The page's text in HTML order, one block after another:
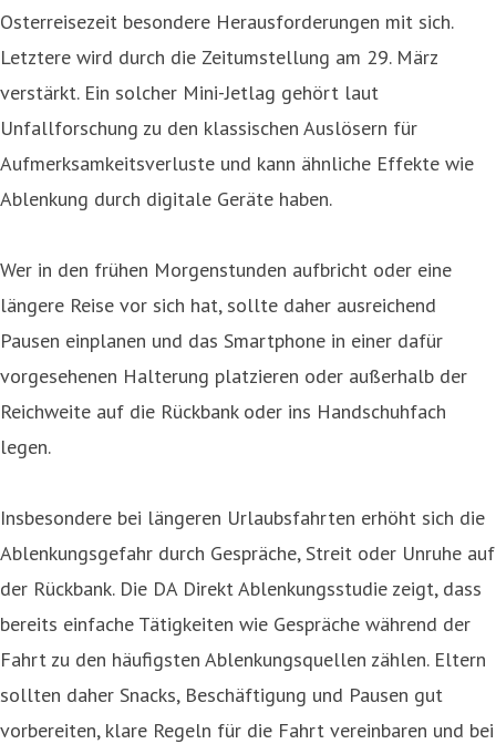
Osterreisezeit besondere Herausforderungen mit sich.
Letztere wird durch die Zeitumstellung am 29. März
verstärkt. Ein solcher Mini-Jetlag gehört laut
Unfallforschung zu den klassischen Auslösern für
Aufmerksamkeitsverluste und kann ähnliche Effekte wie
Ablenkung durch digitale Geräte haben.
Wer in den frühen Morgenstunden aufbricht oder eine
längere Reise vor sich hat, sollte daher ausreichend
Pausen einplanen und das Smartphone in einer dafür
vorgesehenen Halterung platzieren oder außerhalb der
Reichweite auf die Rückbank oder ins Handschuhfach
legen.
Insbesondere bei längeren Urlaubsfahrten erhöht sich die
Ablenkungsgefahr durch Gespräche, Streit oder Unruhe auf
der Rückbank. Die DA Direkt Ablenkungsstudie zeigt, dass
bereits einfache Tätigkeiten wie Gespräche während der
Fahrt zu den häufigsten Ablenkungsquellen zählen. Eltern
sollten daher Snacks, Beschäftigung und Pausen gut
vorbereiten, klare Regeln für die Fahrt vereinbaren und bei